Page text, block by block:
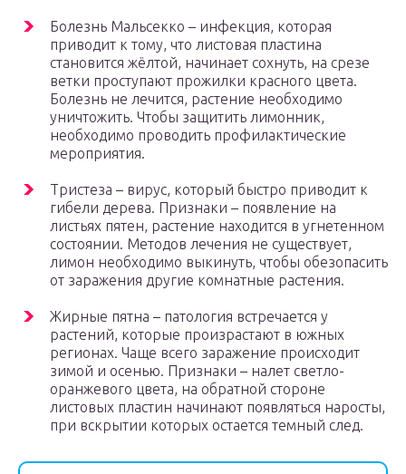
Болезнь Мальсекко – инфекция, которая
приводит к тому, что листовая пластина
становится жёлтой, начинает сохнуть, на срезе
ветки проступают прожилки красного цвета.
Болезнь не лечится, растение необходимо
уничтожить. Чтобы защитить лимонник,
необходимо проводить профилактические
мероприятия.
Тристеза – вирус, который быстро приводит к
гибели дерева. Признаки – появление на
листьях пятен, растение находится в угнетенном
состоянии. Методов лечения не существует,
лимон необходимо выкинуть, чтобы обезопасить
от заражения другие комнатные растения.
Жирные пятна – патология встречается у
растений, которые произрастают в южных
регионах. Чаще всего заражение происходит
зимой и осенью. Признаки – налет светло-
оранжевого цвета, на обратной стороне
листовых пластин начинают появляться наросты,
при вскрытии которых остается темный след.